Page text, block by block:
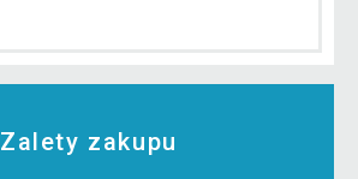
Zalety zakupu